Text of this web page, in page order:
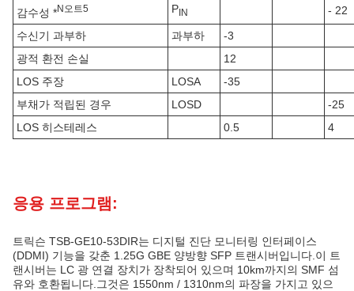
감수성 *N 오트5 PIN
- 22
수신기 과부하
과부하
-3
광적 환전 손실
12
LOS 주장
LOSA
-35
부채가 적립된 경우
LOSD
-25
LOS 히스테레스
0.5 4
응용 프로그램:
트릭슨 TSB-GE10-53DIR는 디지털 진단 모니터링 인터페이스
(DDMI) 기능을 갖춘 1.25G GBE 양방향 SFP 트랜시버입니다.이 트
랜시버는 LC 광 연결 장치가 장착되어 있으며 10km까지의 SMF 섬
유와 호환됩니다.그것은 1550nm / 1310nm의 파장을 가지고 있으